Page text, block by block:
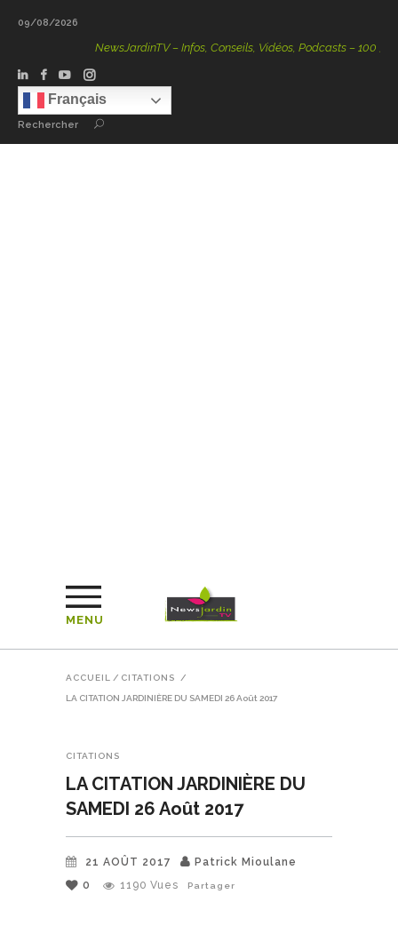
09/08/2026
NewsJardinTV – Infos, Conseils, Vidéos, Podcasts – 100 %
Français
Rechercher
MENU
ACCUEIL / CITATIONS /
LA CITATION JARDINIÈRE DU SAMEDI 26 Août 2017
CITATIONS
LA CITATION JARDINIÈRE DU
SAMEDI 26 Août 2017
21 AOÛT 2017
Patrick Mioulane
0
1190 Vues Partager